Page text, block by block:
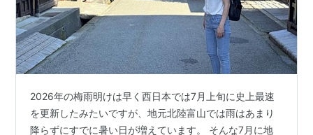
2026年の梅雨明けは早く西日本では7月上旬に史上最速
を更新したみたいですが、地元北陸富山では雨はあまり
降らずにすでに暑い日が増えています。 そんな7月に地